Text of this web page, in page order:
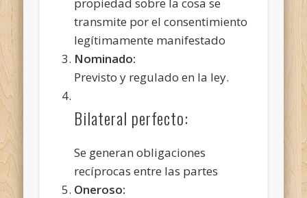
transmite por el consentimiento
legítimamente manifestado
Nominado:
Previsto y regulado en la ley.
Bilateral perfecto:
Se generan obligaciones
recíprocas entre las partes
Oneroso: